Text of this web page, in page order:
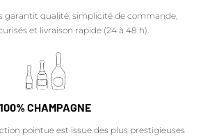
garantit qualité, simplicité de commande,
et livraison rapide (24 à 48 h).
100% CHAMPAGNE
pointue est issue des plus prestigieuses